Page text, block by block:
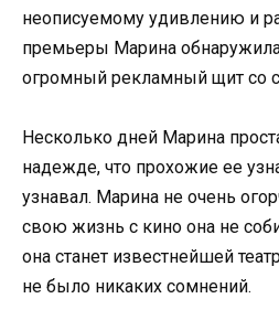
неописуемому удивлению и
премьеры Марина обнаружила
огромный рекламный щит со
Несколько дней Марина
надежде, что прохожие ее
узнавал. Марина не очень
свою жизнь с кино она не
она станет известнейшей
не было никаких сомнений.